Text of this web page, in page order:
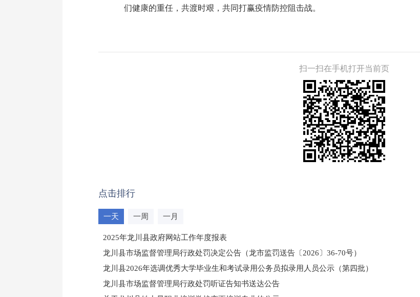
们健康的重任，共渡时艰，共同打赢疫情防控阻击战。
扫一扫在手机打开当前页
点击排行
一天 一周 一月
2025年龙川县政府网站工作年度报表
龙川县市场监督管理局行政处罚决定公告（龙市监罚送告〔2026〕36-70号）
龙川县2026年选调优秀大学毕业生和考试录用公务员拟录用人员公示（第四批）
龙川县市场监督管理局行政处罚听证告知书送达公告